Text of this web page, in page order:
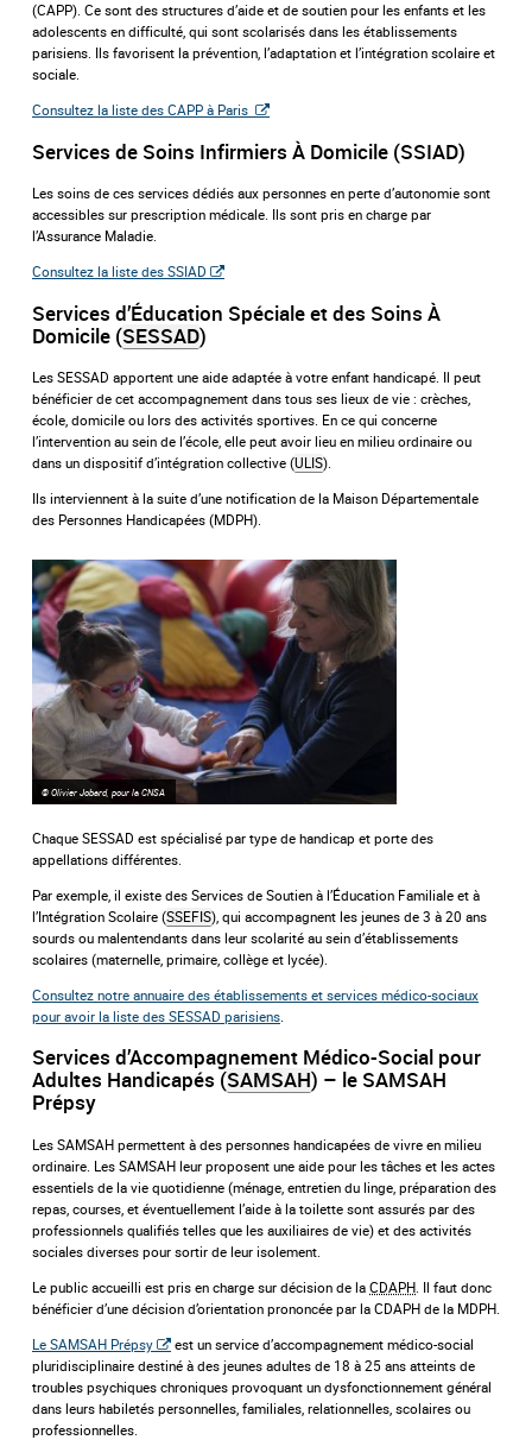
(CAPP). Ce sont des structures d’aide et de soutien pour les enfants et les
adolescents en difficulté, qui sont scolarisés dans les établissements
parisiens. Ils favorisent la prévention, l’adaptation et l’intégration scolaire et
sociale.
Consultez la liste des CAPP à Paris
Services de Soins Infirmiers À Domicile (SSIAD)
Les soins de ces services dédiés aux personnes en perte d’autonomie sont
accessibles sur prescription médicale. Ils sont pris en charge par
l’Assurance Maladie.
Consultez la liste des SSIAD
Services d’Éducation Spéciale et des Soins À
Domicile (SESSAD)
Les SESSAD apportent une aide adaptée à votre enfant handicapé. Il peut
bénéficier de cet accompagnement dans tous ses lieux de vie : crèches,
école, domicile ou lors des activités sportives. En ce qui concerne
l’intervention au sein de l’école, elle peut avoir lieu en milieu ordinaire ou
dans un dispositif d’intégration collective (ULIS).
Ils interviennent à la suite d’une notification de la Maison Départementale
des Personnes Handicapées (MDPH).
© Olivier Jobard, pour la CNSA
Chaque SESSAD est spécialisé par type de handicap et porte des
appellations différentes.
Par exemple, il existe des Services de Soutien à l’Éducation Familiale et à
l’Intégration Scolaire (SSEFIS), qui accompagnent les jeunes de 3 à 20 ans
sourds ou malentendants dans leur scolarité au sein d’établissements
scolaires (maternelle, primaire, collège et lycée).
Consultez notre annuaire des établissements et services médico-sociaux
pour avoir la liste des SESSAD parisiens
Services d’Accompagnement Médico-Social pour
Adultes Handicapés (SAMSAH) – le SAMSAH
Prépsy
Les SAMSAH permettent à des personnes handicapées de vivre en milieu
ordinaire. Les SAMSAH leur proposent une aide pour les tâches et les actes
essentiels de la vie quotidienne (ménage, entretien du linge, préparation des
repas, courses, et éventuellement l’aide à la toilette sont assurés par des
professionnels qualifiés telles que les auxiliaires de vie) et des activités
sociales diverses pour sortir de leur isolement.
Le public accueilli est pris en charge sur décision de la CDAPH . Il faut donc
bénéficier d’une décision d’orientation prononcée par la CDAPH de la MDPH.
Le SAMSAH Prépsy
est un service d’accompagnement médico-social
pluridisciplinaire destiné à des jeunes adultes de 18 à 25 ans atteints de
troubles psychiques chroniques provoquant un dysfonctionnement général
dans leurs habiletés personnelles, familiales, relationnelles, scolaires ou
professionnelles.